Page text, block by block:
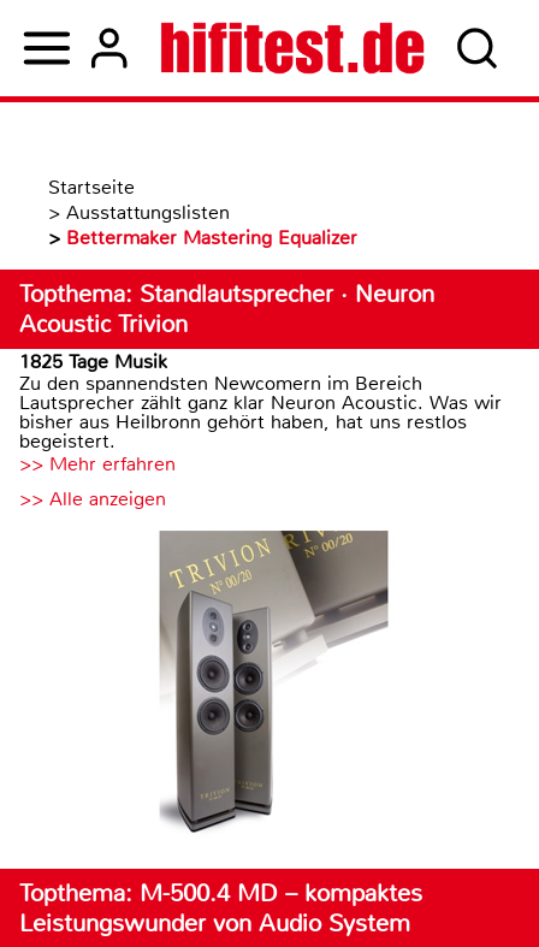
Startseite
> Ausstattungslisten
> Bettermaker Mastering Equalizer
Topthema: Standlautsprecher · Neuron
Acoustic Trivion
1825 Tage Musik
Zu den spannendsten Newcomern im Bereich
Lautsprecher zählt ganz klar Neuron Acoustic. Was wir
bisher aus Heilbronn gehört haben, hat uns restlos
begeistert.
>> Mehr erfahren
>> Alle anzeigen
Topthema: M-500.4 MD – kompaktes
Leistungswunder von Audio System